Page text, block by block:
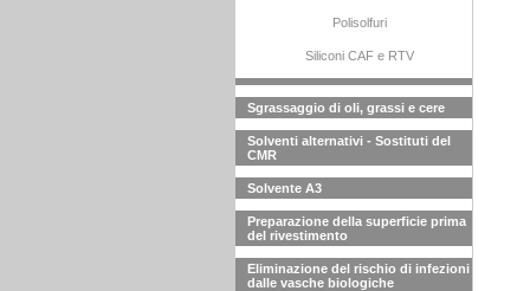
Polisolfuri
Siliconi CAF e RTV
Sgrassaggio di oli, grassi e cere
Solventi alternativi - Sostituti del
CMR
Solvente A3
Preparazione della superficie prima
del rivestimento
Eliminazione del rischio di infezioni
dalle vasche biologiche